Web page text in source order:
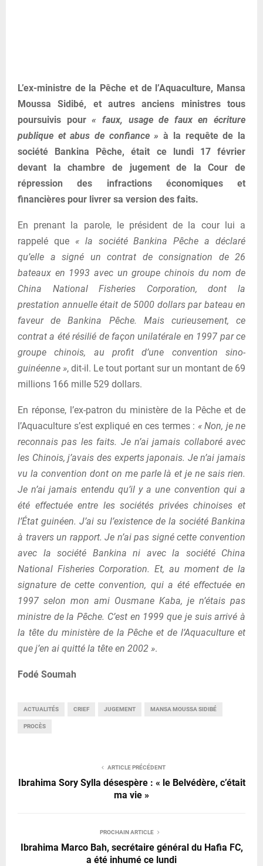
L’ex-ministre de la Pêche et de l’Aquaculture, Mansa
Moussa Sidibé, et autres anciens ministres tous
poursuivis pour« faux, usage de faux en écriture
publique et abus de confiance » à la requête de la
société Bankina Pêche, était ce lundi 17 février
devant la chambre de jugement de la Cour de
répression des infractions économiques et
financières pour livrer sa version des faits.
En prenant la parole, le président de la cour lui a
rappelé que « la société Bankina Pêche a déclaré
qu’elle a signé un contrat de consignation de 26
bateaux en 1993 avec un groupe chinois du nom de
China National Fisheries Corporation, dont la
prestation annuelle était de 5000 dollars par bateau en
faveur de Bankina Pêche. Mais curieusement, ce
contrat a été résilié de façon unilatérale en 1997 par ce
groupe chinois, au profit d’une convention sino-
guinéenne », dit-il. Le tout portant sur un montant de 69
millions 166 mille 529 dollars.
En réponse, l’ex-patron du ministère de la Pêche et de
l’Aquaculture s’est expliqué en ces termes : « Non, je ne
reconnais pas les faits. Je n’ai jamais collaboré avec
les Chinois, j’avais des experts japonais. Je n’ai jamais
vu la convention dont on me parle là et je ne sais rien.
Je n’ai jamais entendu qu’il y a une convention qui a
été effectuée entre les sociétés privées chinoises et
l’État guinéen. J’ai su l’existence de la société Bankina
à travers un rapport. Je n’ai pas signé cette convention
avec la société Bankina ni avec la société China
National Fisheries Corporation. Et, au moment de la
signature de cette convention, qui a été effectuée en
1997 selon mon ami Ousmane Kaba, je n’étais pas
ministre de la Pêche. C’est en 1999 que je suis arrivé à
la tête du ministère de la Pêche et de l’Aquaculture et
que j’en ai quitté la tête en 2002 ».
Fodé Soumah
ACTUALITÉS CRIEF JUGEMENT MANSA MOUSSA SIDIBÉ
PROCÈS
ARTICLE PRÉCÉDENT
Ibrahima Sory Sylla désespère : « le Belvédère, c’était
ma vie »
PROCHAIN ARTICLE
Ibrahima Marco Bah, secrétaire général du Hafia FC,
a été inhumé ce lundi